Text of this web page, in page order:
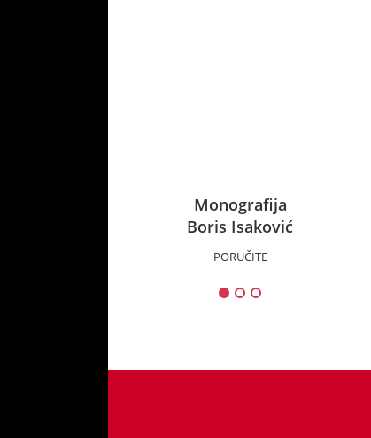
Monografija
Boris Isaković
PORUČITE